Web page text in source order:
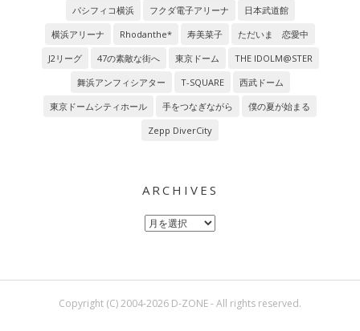
パシフィコ横浜
フクダ電子アリーナ
日本武道館
横浜アリーナ
Rhodanthe* 寿美菜子
ただいま 恋愛中
J2リーグ
47の素敵な街へ 東京ドーム
THE IDOLM@STER
舞浜アンフィシアター
T-SQUARE
西武ドーム
東京ドームシティホール
手をつなぎながら
僕の夏が始まる
Zepp DiverCity
ARCHIVES
Archives
Copyright (C) 2004-2026 D-ZONE - All rights reserved.